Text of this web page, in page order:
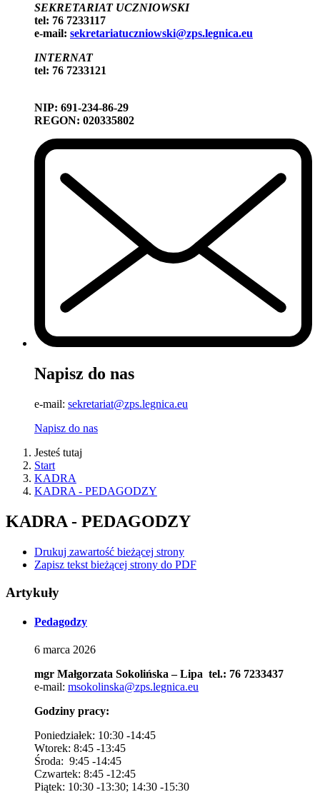
SEKRETARIAT UCZNIOWSKI
tel: 76 7233117
e-mail: sekretariatuczniowski@zps.legnica.eu
INTERNAT
tel: 76 7233121
NIP: 691-234-86-29
REGON: 020335802
Napisz do nas
e-mail: sekretariat@zps.legnica.eu
Napisz do nas
Jesteś tutaj
Start
KADRA
KADRA - PEDAGODZY
KADRA - PEDAGODZY
Drukuj zawartość bieżącej strony
Zapisz tekst bieżącej strony do PDF
Artykuły
Pedagodzy
6 marca 2026
mgr Małgorzata Sokolińska – Lipa tel.: 76 7233437
e-mail: msokolinska@zps.legnica.eu
Godziny pracy:
Poniedziałek: 10:30 -14:45
Wtorek: 8:45 -13:45
Środa: 9:45 -14:45
Czwartek: 8:45 -12:45
Piątek: 10:30 -13:30; 14:30 -15:30